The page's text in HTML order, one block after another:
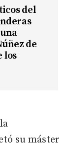
del
de
los
su máster